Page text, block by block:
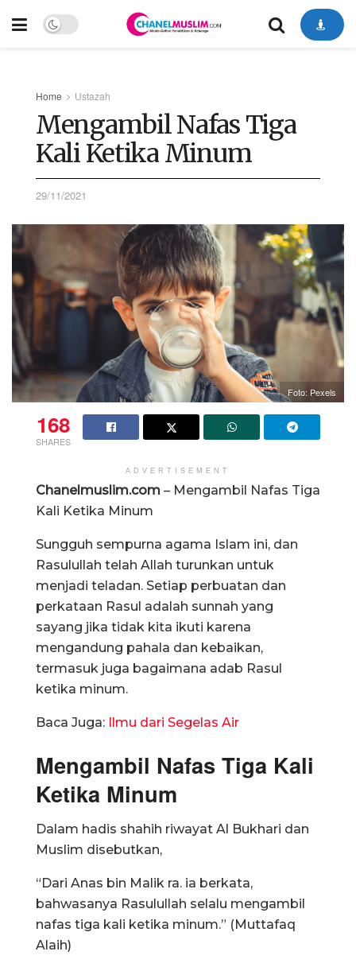
Home Ustazah
Mengambil Nafas Tiga
Kali Ketika Minum
29/11/2021
Foto: Pexels
168
SHARES
ADVERTISEMENT
Chanelmuslim.com – Mengambil Nafas Tiga
Kali Ketika Minum
Sungguh sempurna agama Islam ini, dan
Rasulullah telah Allah turunkan untuk
menjadi teladan. Setiap perbuatan dan
perkataan Rasul adalah sunnah yang
sayang jika tidak kita ikuti karena
mengandung pahala dan kebaikan,
termasuk juga bagaimana adab Rasul
ketika minum.
Baca Juga: Ilmu dari Segelas Air
Mengambil Nafas Tiga Kali
Ketika Minum
Dalam hadis shahih riwayat Al Bukhari dan
Muslim disebutkan,
“Dari Anas bin Malik ra. ia berkata,
bahwasanya Rasulullah selalu mengambil
nafas tiga kali ketika minum.” (Muttafaq
Alaih)